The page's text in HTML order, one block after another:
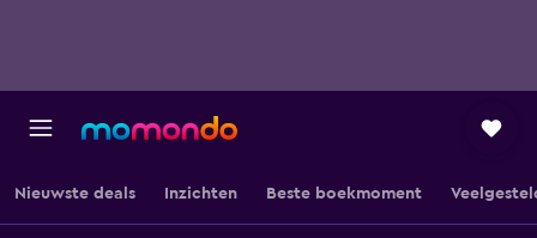
Nieuwste deals Inzichten Beste boekmoment